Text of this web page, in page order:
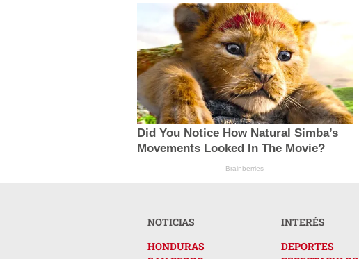
Did You Notice How Natural Simba’s
Movements Looked In The Movie?
Brainberries
NOTICIAS
HONDURAS
INTERÉS
DEPORTES